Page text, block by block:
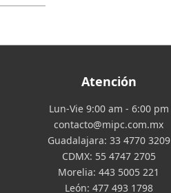
Atención
Lun-Vie 9:00 am - 6:00 pm
contacto@mipc.com.mx
Guadalajara: 33 4770 3209
CDMX: 55 4747 2705
Morelia: 443 5005 221
León: 477 493 1798